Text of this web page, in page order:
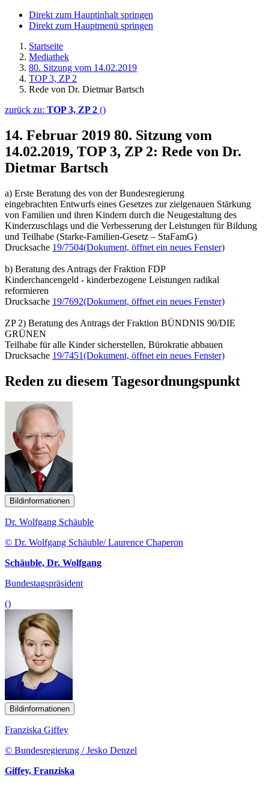
Direkt zum Hauptinhalt springen
Direkt zum Hauptmenü springen
Startseite
Mediathek
80. Sitzung vom 14.02.2019
TOP 3, ZP 2
Rede von Dr. Dietmar Bartsch
zurück zu: TOP 3, ZP 2 ()
14. Februar 2019 80. Sitzung vom
14.02.2019, TOP 3, ZP 2: Rede von Dr.
Dietmar Bartsch
a) Erste Beratung des von der Bundesregierung
eingebrachten Entwurfs eines Gesetzes zur zielgenauen Stärkung
von Familien und ihren Kindern durch die Neugestaltung des
Kinderzuschlags und die Verbesserung der Leistungen für Bildung
und Teilhabe (Starke-Familien-Gesetz – StaFamG)
Drucksache 19/7504(Dokument, öffnet ein neues Fenster)
b) Beratung des Antrags der Fraktion FDP
Kinderchancengeld - kinderbezogene Leistungen radikal
reformieren
Drucksache 19/7692(Dokument, öffnet ein neues Fenster)
ZP 2) Beratung des Antrags der Fraktion BÜNDNIS 90/DIE
GRÜNEN
Teilhabe für alle Kinder sicherstellen, Bürokratie abbauen
Drucksache 19/7451(Dokument, öffnet ein neues Fenster)
Reden zu diesem Tagesordnungspunkt
Bildinformationen
Dr. Wolfgang Schäuble
© Dr. Wolfgang Schäuble/ Laurence Chaperon
Schäuble, Dr. Wolfgang
Bundestagspräsident
()
Bildinformationen
Franziska Giffey
© Bundesregierung / Jesko Denzel
Giffey, Franziska